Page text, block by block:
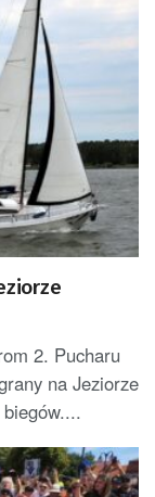
2. Pucharu
na Jeziorze